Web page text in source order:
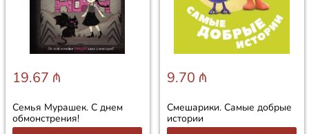
19.67 ₼
Семья Мурашек. С днем
обмонстрения!
9.70 ₼
Смешарики. Самые добрые
истории